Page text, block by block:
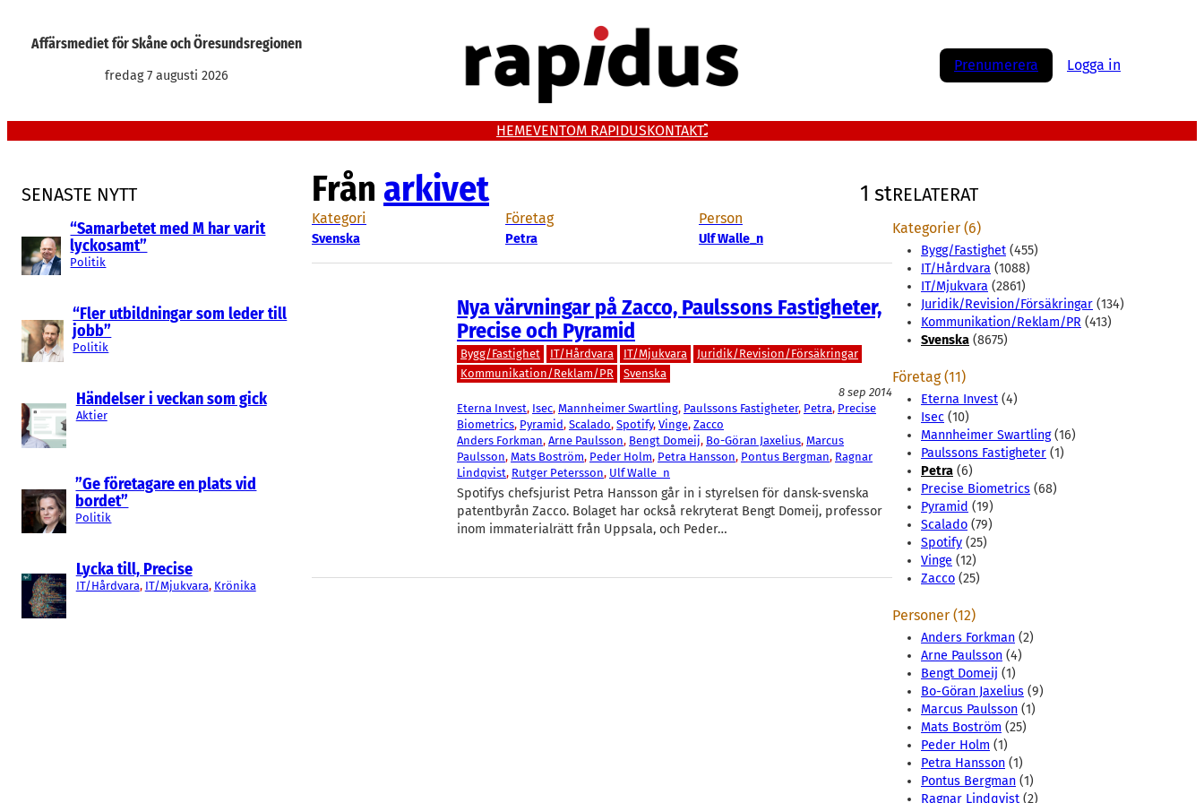
Affärsmediet för Skåne och Öresundsregionen
fredag 7 augusti 2026
Prenumerera Logga in
HEMEVENTOM RAPIDUSKONTAKT
SENASTE NYTT
“Samarbetet med M har varit
lyckosamt”
Politik
“Fler utbildningar som leder till
jobb”
Politik
Händelser i veckan som gick
Aktier
”Ge företagare en plats vid
bordet”
Politik
Lycka till, Precise
IT/Hårdvara, IT/Mjukvara, Krönika
Från arkivet 1 st
Kategori
Svenska
Företag
Petra
Person
Ulf Walle_n
Nya värvningar på Zacco, Paulssons Fastigheter,
Precise och Pyramid
Bygg/Fastighet IT/Hårdvara IT/Mjukvara
Juridik/Revision/Försäkringar
Kommunikation/Reklam/PR
Svenska
8 sep 2014
Eterna Invest, Isec, Mannheimer Swartling, Paulssons Fastigheter, Petra, Precise
Biometrics, Pyramid, Scalado, Spotify, Vinge, Zacco
Anders Forkman, Arne Paulsson, Bengt Domeij, Bo-Göran Jaxelius, Marcus
Paulsson, Mats Boström, Peder Holm, Petra Hansson, Pontus Bergman, Ragnar
Lindqvist, Rutger Petersson, Ulf Walle_n
Spotifys chefsjurist Petra Hansson går in i styrelsen för dansk-svenska
patentbyrån Zacco. Bolaget har också rekryterat Bengt Domeij, professor
inom immaterialrätt från Uppsala, och Peder…
RELATERAT
Kategorier (6)
Bygg/Fastighet (455)
IT/Hårdvara (1088)
IT/Mjukvara (2861)
Juridik/Revision/Försäkringar (134)
Kommunikation/Reklam/PR (413)
Svenska (8675)
Företag (11)
Eterna Invest (4)
Isec (10)
Mannheimer Swartling(16)
Paulssons Fastigheter (1)
Petra (6)
Precise Biometrics (68)
Pyramid (19)
Scalado (79)
Spotify (25)
Vinge (12)
Zacco (25)
Personer (12)
Anders Forkman (2)
Arne Paulsson (4)
Bengt Domeij (1)
Bo-Göran Jaxelius (9)
Marcus Paulsson (1)
Mats Boström (25)
Peder Holm (1)
Petra Hansson (1)
Pontus Bergman (1)
Ragnar Lindqvist (2)